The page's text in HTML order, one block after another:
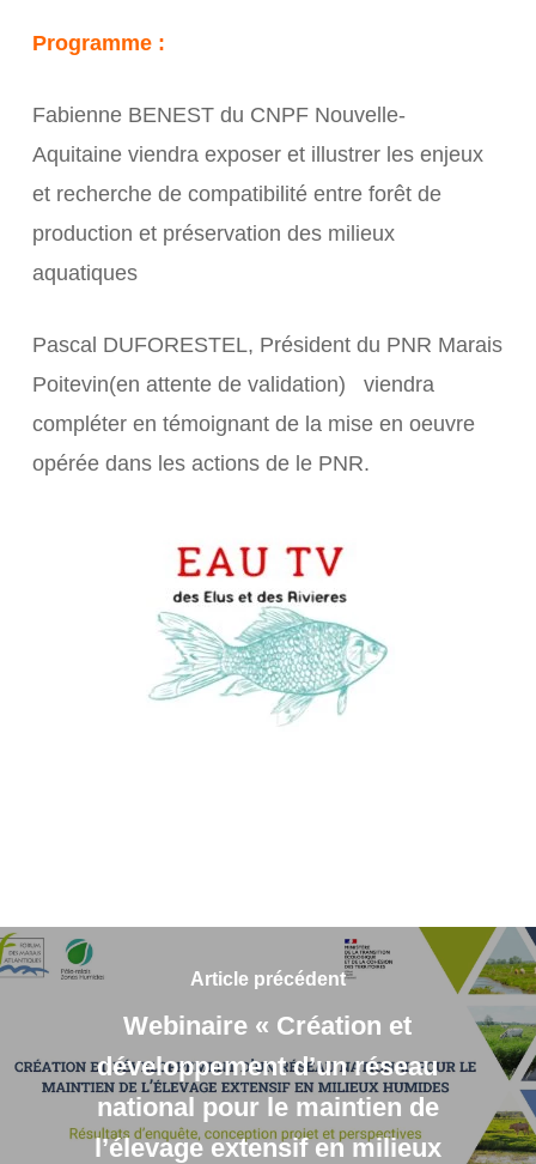
Programme :
Fabienne BENEST du CNPF Nouvelle-
Aquitaine viendra exposer et illustrer les enjeux
et recherche de compatibilité entre forêt de
production et préservation des milieux
aquatiques
Pascal DUFORESTEL, Président du PNR Marais
Poitevin(en attente de validation) viendra
compléter en témoignant de la mise en oeuvre
opérée dans les actions de le PNR.
Article précédent
Webinaire « Création et
développement d’un réseau
national pour le maintien de
l’élevage extensif en milieux